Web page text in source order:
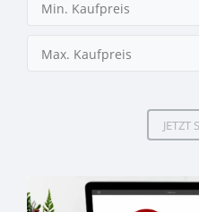
Min. Kaufpreis
Max. Kaufpreis
JETZT